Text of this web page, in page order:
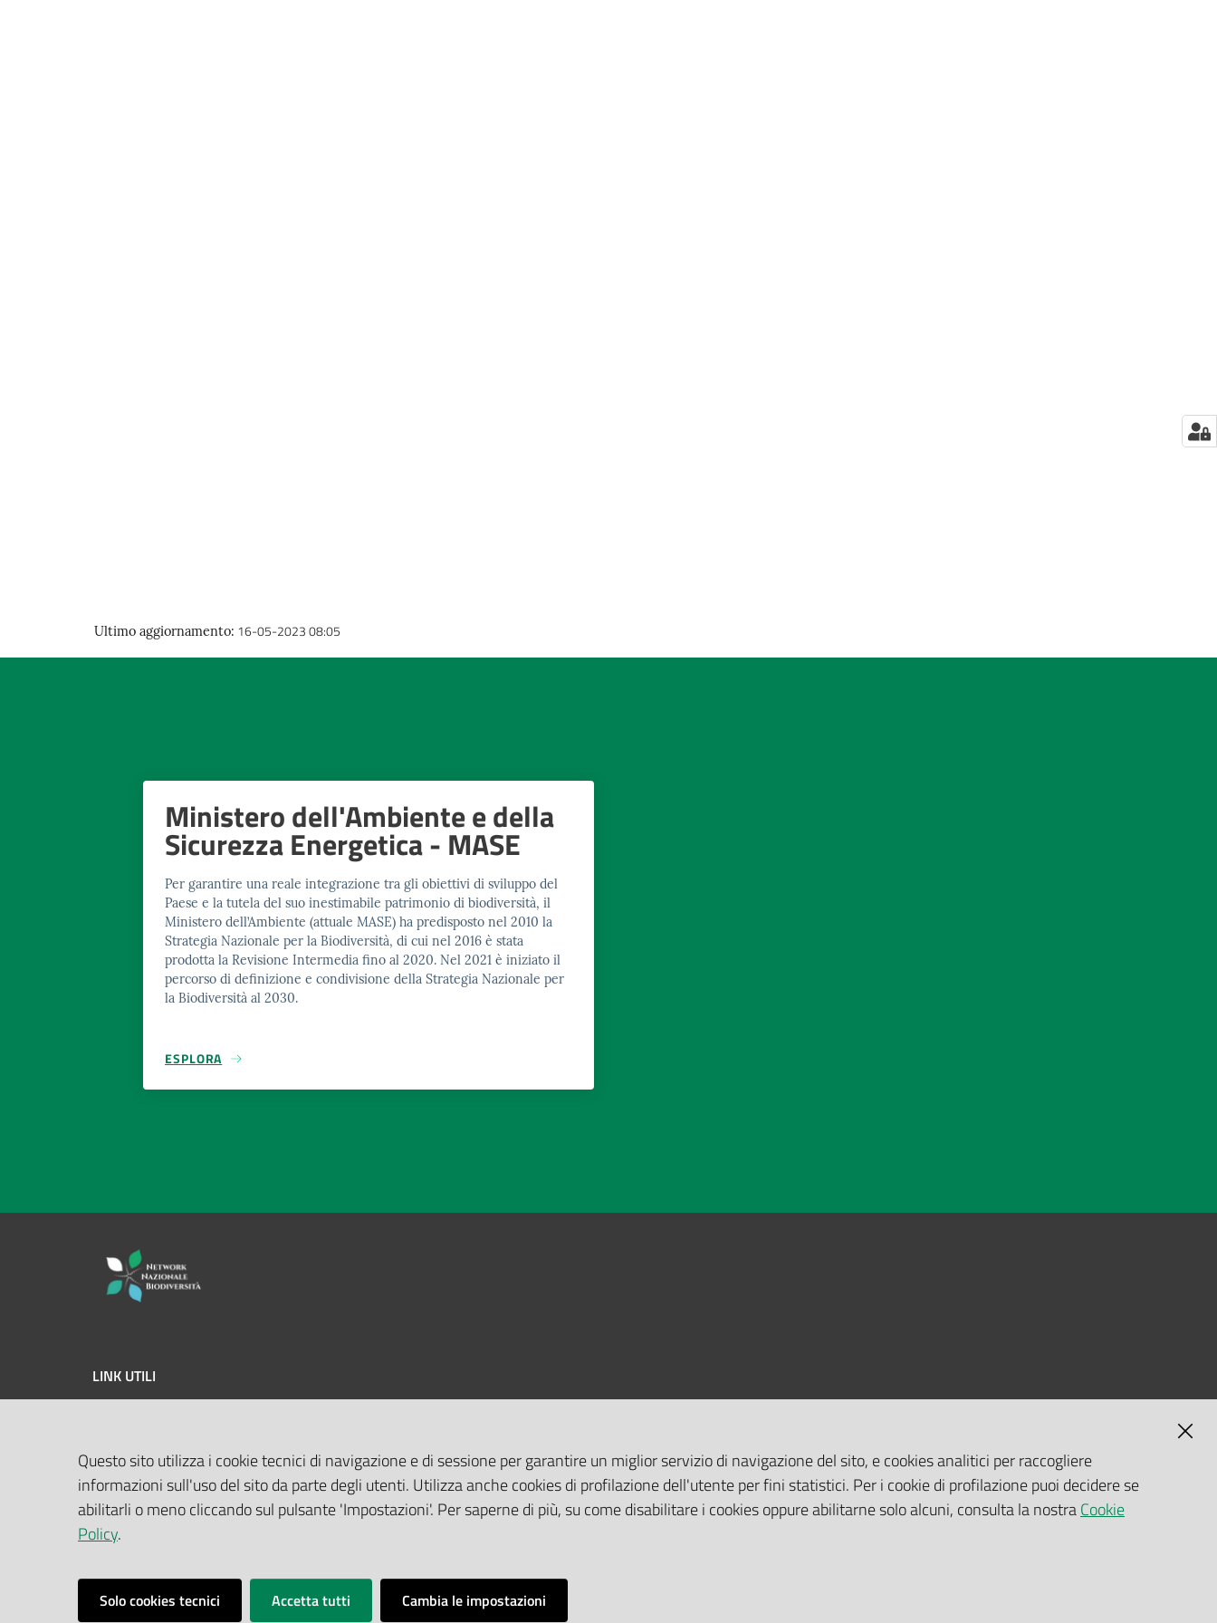
Ultimo aggiornamento: 16-05-2023 08:05
Ministero dell'Ambiente e della
Sicurezza Energetica - MASE
Per garantire una reale integrazione tra gli obiettivi di sviluppo del
Paese e la tutela del suo inestimabile patrimonio di biodiversità, il
Ministero dell’Ambiente (attuale MASE) ha predisposto nel 2010 la
Strategia Nazionale per la Biodiversità, di cui nel 2016 è stata
prodotta la Revisione Intermedia fino al 2020. Nel 2021 è iniziato il
percorso di definizione e condivisione della Strategia Nazionale per
la Biodiversità al 2030.
ESPLORA
LINK UTILI
ISPRA
Geoportale Nazionale
Biocase
Vai alla pagina
Questo sito utilizza i cookie tecnici di navigazione e di sessione per garantire un miglior servizio di navigazione del sito, e cookies analitici per raccogliere
informazioni sull'uso del sito da parte degli utenti. Utilizza anche cookies di profilazione dell'utente per fini statistici. Per i cookie di profilazione puoi decidere se
abilitarli o meno cliccando sul pulsante 'Impostazioni'. Per saperne di più, su come disabilitare i cookies oppure abilitarne solo alcuni, consulta la nostraCookie
Policy.
Solo cookies tecnici Accetta tutti Cambia le impostazioni